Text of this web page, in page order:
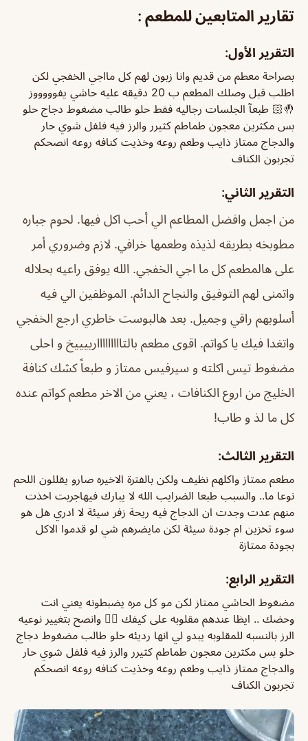
تقارير المتابعين للمطعم :
التقرير الأول:
بصراحة معطم من قديم وانا زبون لهم كل مااجي الخفجي لكن
اطلب قبل وصلك المطعم ب 20 دقيقه عليه حاشي يفوووووز
🤚🏻 طبعآ الجلسات رجاليه فقط حلو طالب مضغوط دجاج حلو
بس مكثرين معجون طماطم كثيرر والرز فيه فلفل شوي حار
والدجاج ممتاز ذايب وطعم روعه وخذيت كنافه روعه انصحكم
تجربون الكناف
التقرير الثاني:
من اجمل وافضل المطاعم الي أحب اكل فيها. لحوم جباره
مطوبخه بطريقه لذيذه وطعمها خرافي. لازم وضروري أمر
على هالمطعم كل ما اجي الخفجي. الله يوفق راعيه بحلاله
واتمنى لهم التوفيق والنجاح الدائم. الموظفين الي فيه
أسلوبهم راقي وجميل. بعد هالبوست خاطري ارجع الخفجي
واتغدا فيك يا كواتم. اقوى مطعم بالتااااااااارييييخ و احلى
مضغوط تيس اكلته و سيرفيس ممتاز و طبعاً كشك كنافة
الخليج من اروع الكنافات ، يعني من الاخر مطعم كواتم عنده
كل ما لذ و طاب!
التقرير الثالث:
مطعم ممتاز واكلهم نظيف ولكن بالفترة الاخيره صارو يقللون اللحم
نوعا ما.. والسبب طبعا الضرايب الله لا يبارك فيهاجربت اخذت
منهم عدت وجدت ان الدجاج فيه ريحة زفر سيئة لا ادري هل هو
سوء تخزين ام جودة سيئة لكن مايضرهم شي لو قدموا الاكل
بجودة ممتازة
التقرير الرابع:
مضغوط الحاشي ممتاز لكن مو كل مره يضبطونه يعني انت
وحضك .. ايظا عندهم مقلوبه على كيفك 👍🏻 وانصح بتغيير نوعيه
الرز بالنسبه للمقلوبه يبدو لي انها رديئه حلو طالب مضغوط دجاج
حلو بس مكثرين معجون طماطم كثيرر والرز فيه فلفل شوي حار
والدجاج ممتاز ذايب وطعم روعه وخذيت كنافه روعه انصحكم
تجربون الكناف